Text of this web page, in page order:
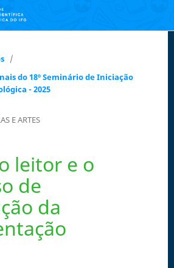
/
do 18º Seminário de Iniciação
- 2025
E ARTES
leitor e o
de
da